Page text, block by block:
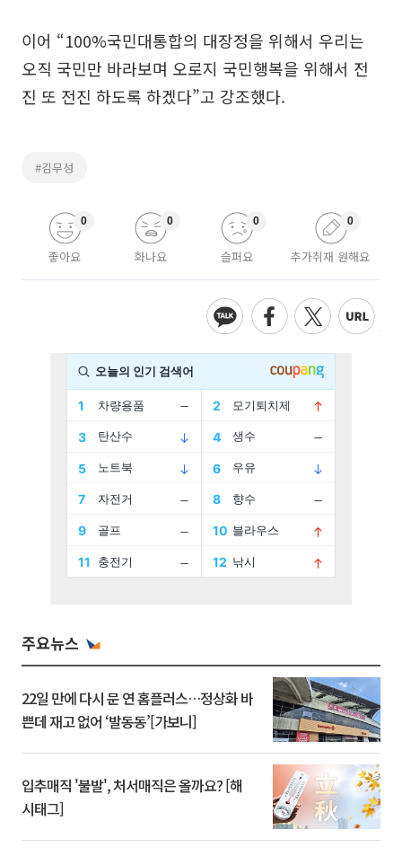
이어 “100%국민대통합의 대장정을 위해서 우리는
오직 국민만 바라보며 오로지 국민행복을 위해서 전
진 또 전진 하도록 하겠다”고 강조했다.
#김무성
좋아요
0
화나요
0
슬퍼요
0
추가취재 원해요
0
주요뉴스
22일 만에 다시 문 연 홈플러스…정상화 바
쁜데 재고 없어 ‘발동동’[가보니]
입추매직 '불발', 처서매직은 올까요? [해
시태그]